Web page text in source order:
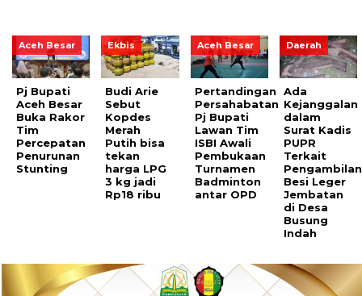
Aceh Besar
Pj Bupati
Aceh Besar
Buka Rakor
Tim
Percepatan
Penurunan
Stunting
Ekbis
Budi Arie
Sebut
Kopdes
Merah
Putih bisa
tekan
harga LPG
3 kg jadi
Rp18 ribu
Aceh Besar
Pertandingan
Persahabatan
Pj Bupati
Lawan Tim
ISBI Awali
Pembukaan
Turnamen
Badminton
antar OPD
Daerah
Ada
Kejanggalan
dalam
Surat Kadis
PUPR
Terkait
Pengambilan
Besi Leger
Jembatan
di Desa
Busung
Indah